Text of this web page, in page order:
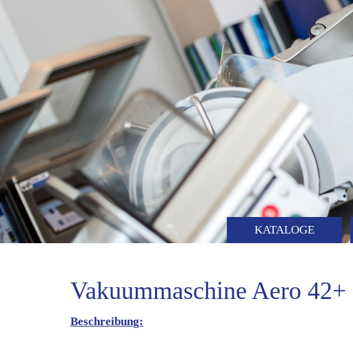
KATALOGE
Vakuummaschine Aero 42+
Beschreibung: